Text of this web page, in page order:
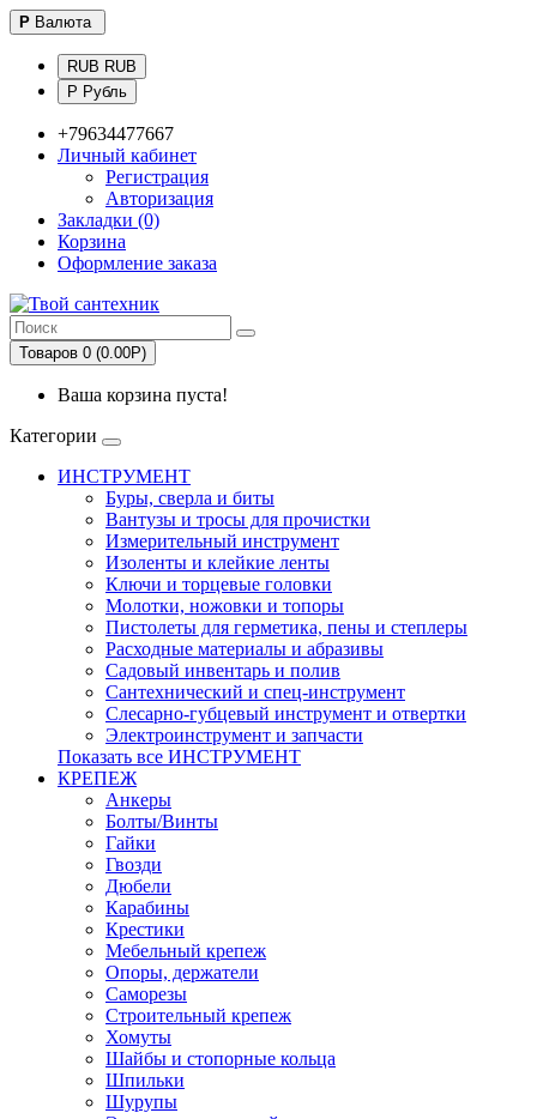
Р Валюта
RUB RUB
Р Рубль
+79634477667
Личный кабинет
Регистрация
Авторизация
Закладки (0)
Корзина
Оформление заказа
Товаров 0 (0.00Р)
Ваша корзина пуста!
Категории
ИНСТРУМЕНТ
Буры, сверла и биты
Вантузы и тросы для прочистки
Измерительный инструмент
Изоленты и клейкие ленты
Ключи и торцевые головки
Молотки, ножовки и топоры
Пистолеты для герметика, пены и степлеры
Расходные материалы и абразивы
Садовый инвентарь и полив
Сантехнический и спец-инструмент
Слесарно-губцевый инструмент и отвертки
Электроинструмент и запчасти
Показать все ИНСТРУМЕНТ
КРЕПЕЖ
Анкеры
Болты/Винты
Гайки
Гвозди
Дюбели
Карабины
Крестики
Мебельный крепеж
Опоры, держатели
Саморезы
Строительный крепеж
Хомуты
Шайбы и стопорные кольца
Шпильки
Шурупы